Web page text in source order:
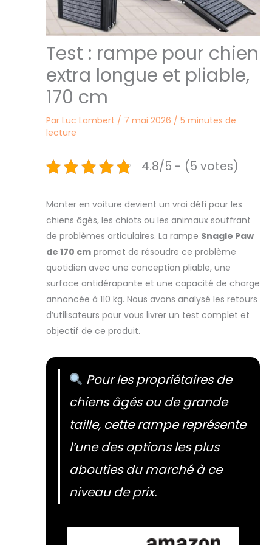
Test : rampe pour chien
extra longue et pliable,
170 cm
Par Luc Lambert / 7 mai 2026 / 5 minutes de
lecture
4.8/5 - (5 votes)
Monter en voiture devient un vrai défi pour les
chiens âgés, les chiots ou les animaux souffrant
de problèmes articulaires. La rampe Snagle Paw
de 170 cm promet de résoudre ce problème
quotidien avec une conception pliable, une
surface antidérapante et une capacité de charge
annoncée à 110 kg. Nous avons analysé les retours
d’utilisateurs pour vous livrer un test complet et
objectif de ce produit.
Pour les propriétaires de
chiens âgés ou de grande
taille, cette rampe représente
l’une des options les plus
abouties du marché à ce
niveau de prix.